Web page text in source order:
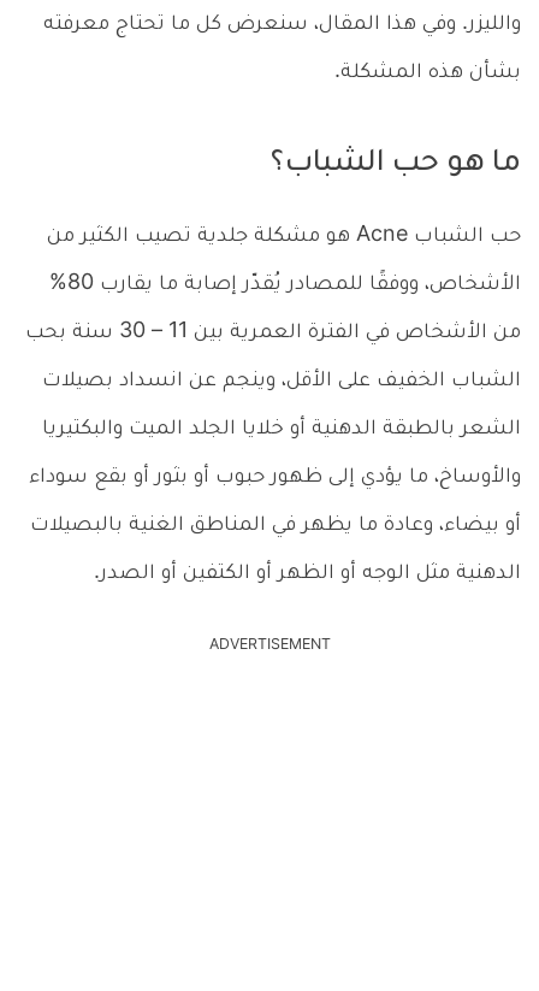
والليزر. وفي هذا المقال، سنعرض كل ما تحتاج معرفته
بشأن هذه المشكلة.
ما هو حب الشباب؟
حب الشباب Acne هو مشكلة جلدية تصيب الكثير من
الأشخاص، ووفقًا للمصادر يُقدّر إصابة ما يقارب 80%
من الأشخاص في الفترة العمرية بين 11 – 30 سنة بحب
الشباب الخفيف على الأقل، وينجم عن انسداد بصيلات
الشعر بالطبقة الدهنية أو خلايا الجلد الميت والبكتيريا
والأوساخ، ما يؤدي إلى ظهور حبوب أو بثور أو بقع سوداء
أو بيضاء، وعادة ما يظهر في المناطق الغنية بالبصيلات
الدهنية مثل الوجه أو الظهر أو الكتفين أو الصدر.
ADVERTISEMENT